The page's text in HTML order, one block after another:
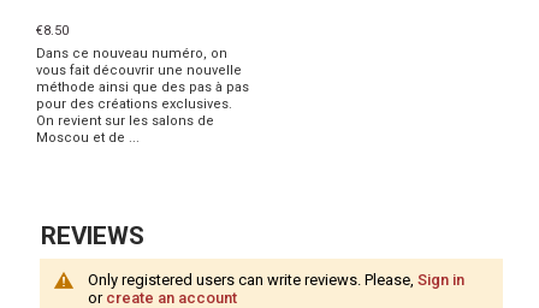
€8.50
Dans ce nouveau numéro, on
vous fait découvrir une nouvelle
méthode ainsi que des pas à pas
pour des créations exclusives.
On revient sur les salons de
Moscou et de ...
REVIEWS
Only registered users can write reviews. Please, Sign in
or create an account